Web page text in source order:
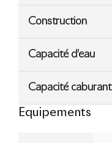
Construction
Capacité d’eau
Capacité caburant
Equipements